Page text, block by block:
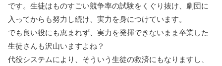
です。生徒はものすごい競争率の試験をくぐり抜け、劇団に
入ってからも努力し続け、実力を身につけています。
でも良い役にも恵まれず、実力を発揮できないまま卒業した
生徒さんも沢山いますよね？
代役システムにより、そういう生徒の救済にもなりますし、